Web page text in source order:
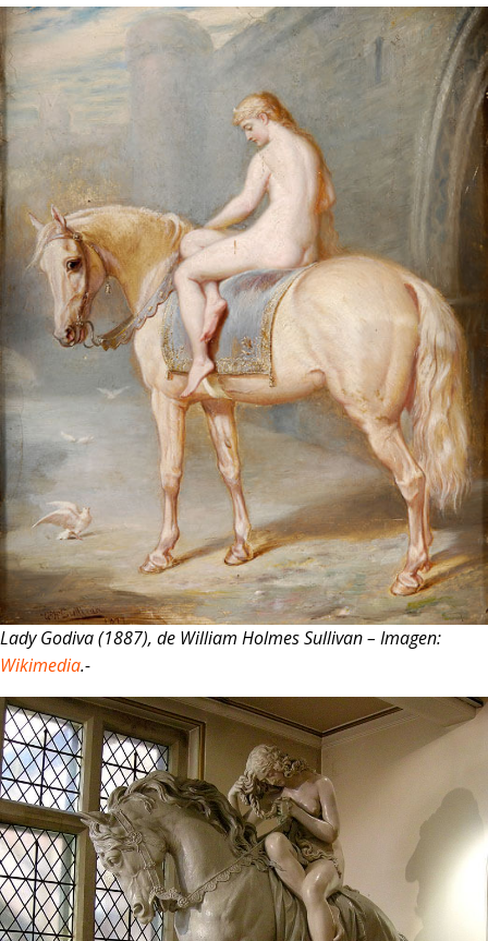
Lady Godiva (1887), de William Holmes Sullivan – Imagen:
Wikimedia.-